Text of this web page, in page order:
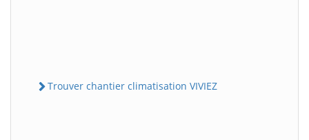
Trouver chantier climatisation VIVIEZ